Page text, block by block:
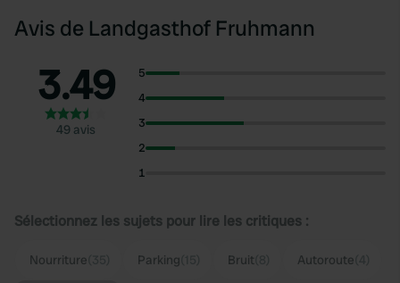
Avis de Landgasthof Fruhmann
3.49
49 avis
5
4
3
2
1
Sélectionnez les sujets pour lire les critiques :
Nourriture Parking Bruit Autoroute